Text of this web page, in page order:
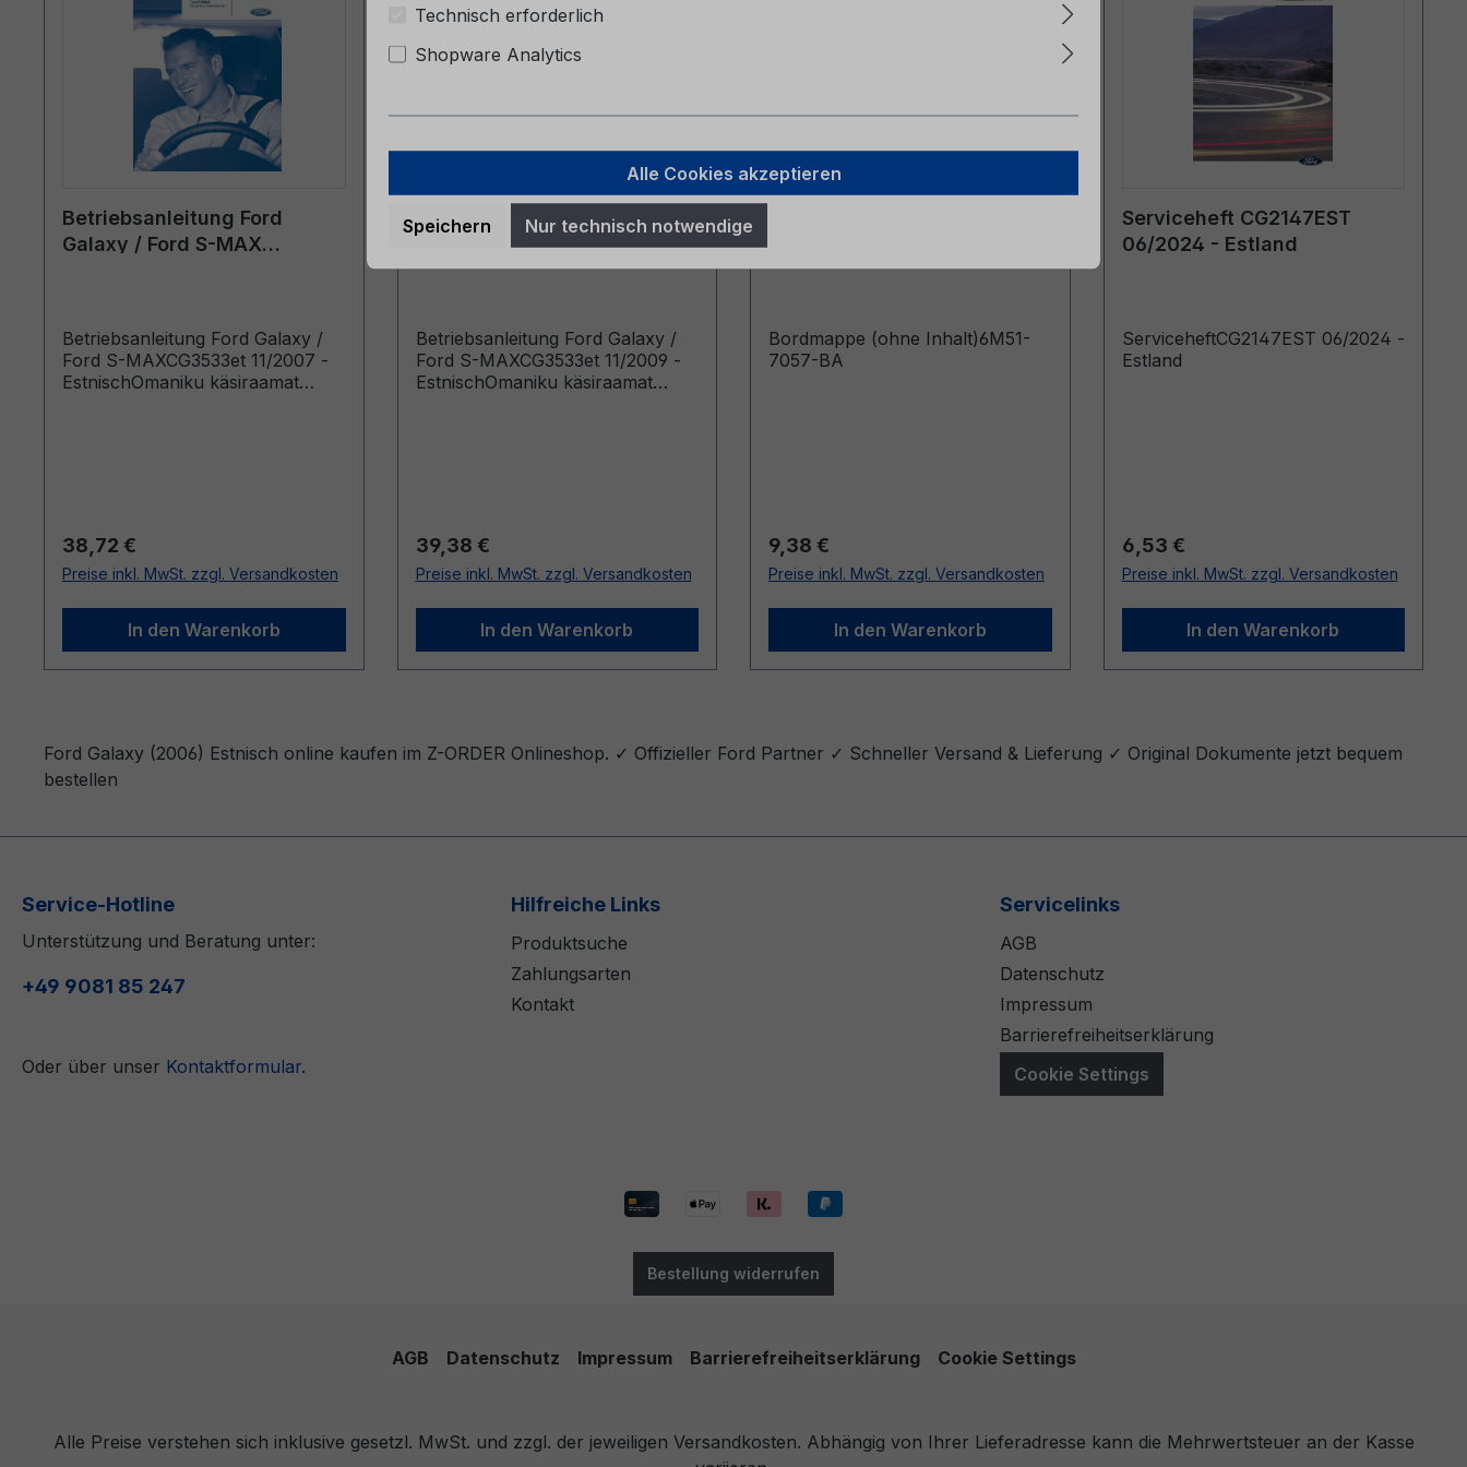
Betriebsanleitung Ford
Galaxy / Ford S-MAX
Betriebsanleitung Ford Galaxy /
Ford S-MAXCG3533et 11/2007 -
EstnischOmaniku käsiraamat
Regulärer Preis:
38,72 €
Preise inkl. MwSt. zzgl. Versandkosten
In den Warenkorb
Betriebsanleitung Ford
Galaxy / Ford S-MAX
CG3533et 11/2009 - Estnisch
Betriebsanleitung Ford Galaxy /
Ford S-MAXCG3533et 11/2009 -
EstnischOmaniku käsiraamat
Regulärer Preis:
39,38 €
Preise inkl. MwSt. zzgl. Versandkosten
In den Warenkorb
Bordmappe (ohne Inhalt)6M51-
7057-BA
Regulärer Preis:
9,38 €
Preise inkl. MwSt. zzgl. Versandkosten
In den Warenkorb
Serviceheft CG2147EST
06/2024 - Estland
ServiceheftCG2147EST 06/2024 -
Estland
Regulärer Preis:
6,53 €
Preise inkl. MwSt. zzgl. Versandkosten
In den Warenkorb
Ford Galaxy (2006) Estnisch online kaufen im Z-ORDER Onlineshop. ✓ Offizieller Ford Partner ✓ Schneller Versand & Lieferung ✓ Original Dokumente jetzt bequem
bestellen
Service-Hotline
Unterstützung und Beratung unter:
+49 9081 85 247
Oder über unser Kontaktformular.
Hilfreiche Links
Produktsuche
Zahlungsarten
Kontakt
Servicelinks
AGB
Datenschutz
Impressum
Barrierefreiheitserklärung
Cookie Settings
Bestellung widerrufen
AGB Datenschutz Impressum Barrierefreiheitserklärung Cookie Settings
Alle Preise verstehen sich inklusive gesetzl. MwSt. und zzgl. der jeweiligen Versandkosten. Abhängig von Ihrer Lieferadresse kann die Mehrwertsteuer an der Kasse
Technisch erforderlich
Shopware Analytics
Alle Cookies akzeptieren
Speichern Nur technisch notwendige